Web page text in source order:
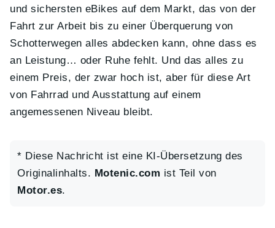
und sichersten eBikes auf dem Markt, das von der
Fahrt zur Arbeit bis zu einer Überquerung von
Schotterwegen alles abdecken kann, ohne dass es
an Leistung… oder Ruhe fehlt. Und das alles zu
einem Preis, der zwar hoch ist, aber für diese Art
von Fahrrad und Ausstattung auf einem
angemessenen Niveau bleibt.
* Diese Nachricht ist eine KI-Übersetzung des
Originalinhalts. Motenic.com ist Teil von
Motor.es.